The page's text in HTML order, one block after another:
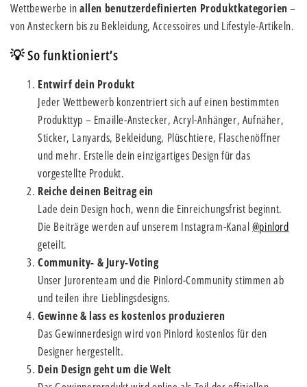
Wettbewerbe inallen benutzerdefinierten Produktkategorien–
von Ansteckern bis zu Bekleidung, Accessoires und Lifestyle-Artikeln.
💡 So funktioniert’s
Entwirf dein Produkt
Jeder Wettbewerb konzentriert sich auf einen bestimmten
Produkttyp – Emaille-Anstecker, Acryl-Anhänger, Aufnäher,
Sticker, Lanyards, Bekleidung, Plüschtiere, Flaschenöffner
und mehr. Erstelle dein einzigartiges Design für das
vorgestellte Produkt.
Reiche deinen Beitrag ein
Lade dein Design hoch, wenn die Einreichungsfrist beginnt.
Die Beiträge werden auf unserem Instagram-Kanal@pinlord
geteilt.
Community- & Jury-Voting
Unser Jurorenteam und die Pinlord-Community stimmen ab
und teilen ihre Lieblingsdesigns.
Gewinne & lass es kostenlos produzieren
Das Gewinnerdesign wird von Pinlord kostenlos für den
Designer hergestellt.
Dein Design geht um die Welt